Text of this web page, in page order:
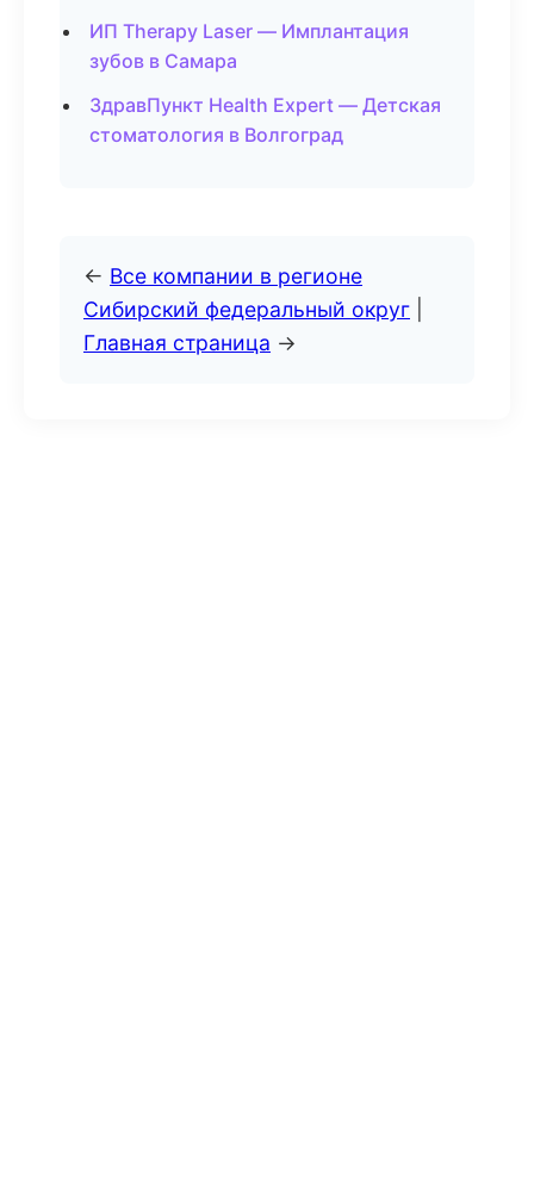
ИП Therapy Laser — Имплантация
зубов в Самара
ЗдравПункт Health Expert — Детская
стоматология в Волгоград
← Все компании в регионе
Сибирский федеральный округ
Главная страница →